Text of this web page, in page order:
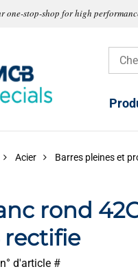
one-stop-shop for high
Acier Barres pleines et
rond
rectifie
d'article #